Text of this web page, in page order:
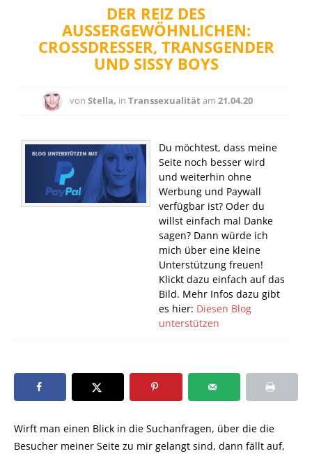
DER REIZ DES
AUSSERGEWÖHNLICHEN: C
ROSSDRESSER, TRANSGENDER U
ND SISSY BOYS
von Stella, in Transsexualität am 21.04.20
Du möchtest, dass meine
Seite noch besser wird
und weiterhin ohne
Werbung und Paywall
verfügbar ist? Oder du
willst einfach mal Danke
sagen? Dann würde ich
mich über eine kleine
Unterstützung freuen!
Klickt dazu einfach auf das
Bild. Mehr Infos dazu gibt
es hier: Diesen Blog
unterstützen
Wirft man einen Blick in die Suchanfragen, über die die
Besucher meiner Seite zu mir gelangt sind, dann fällt auf,